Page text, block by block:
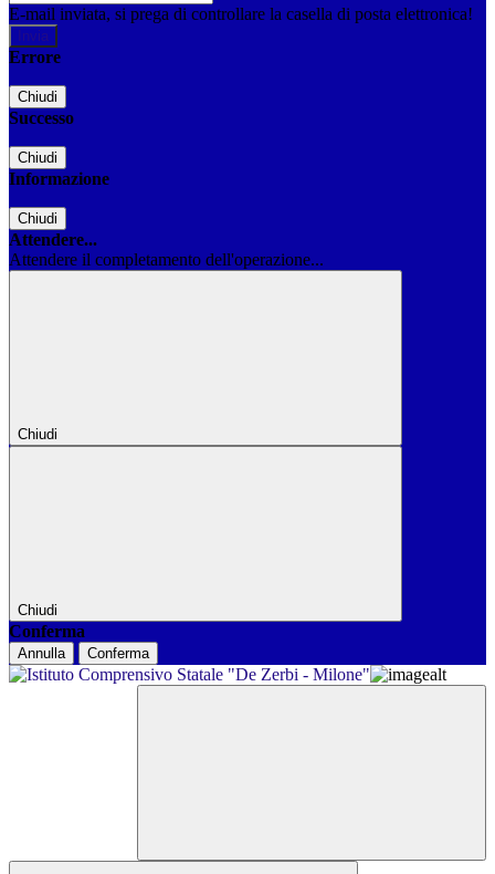
E-mail inviata, si prega di controllare la casella di posta elettronica!
Errore
Chiudi
Successo
Chiudi
Informazione
Chiudi
Attendere...
Attendere il completamento dell'operazione...
Chiudi
Chiudi
Conferma
Annulla Conferma